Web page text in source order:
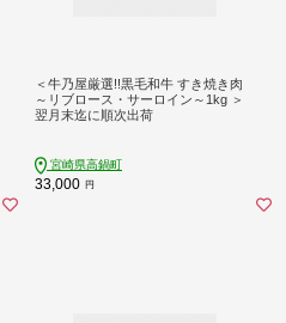
＜牛乃屋厳選!!黒毛和牛 すき焼き肉
～リブロース・サーロイン～1kg ＞
翌月末迄に順次出荷
宮崎県高鍋町
33,000 円